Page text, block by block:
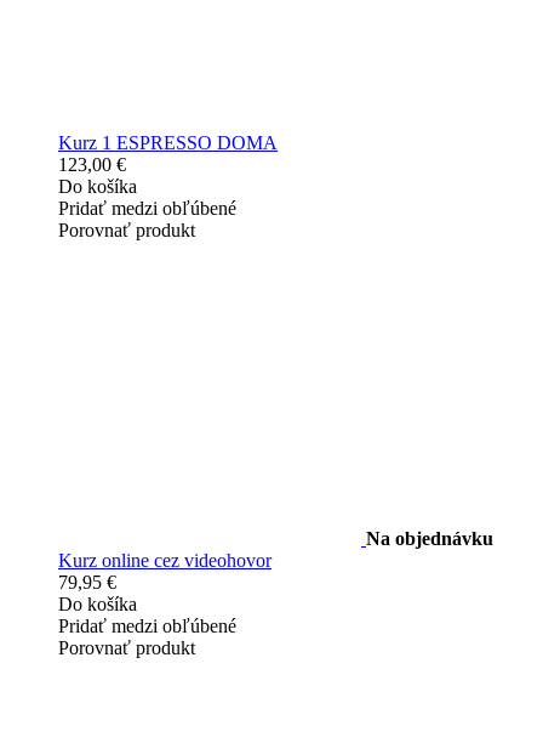
Kurz 1 ESPRESSO DOMA
123,00 €
Do košíka
Pridať medzi obľúbené
Porovnať produkt
Na objednávku
Kurz online cez videohovor
79,95 €
Do košíka
Pridať medzi obľúbené
Porovnať produkt